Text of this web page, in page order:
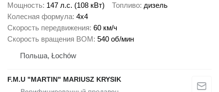
Мощность 147 л.с. (108 кВт) Топливо дизель
Колесная формула 4x4
Скорость передвижения 60 км/ч
Скорость вращения ВОМ 540 об/мин
Польша, Łochów
F.M.U "MARTIN" MARIUSZ KRYSIK